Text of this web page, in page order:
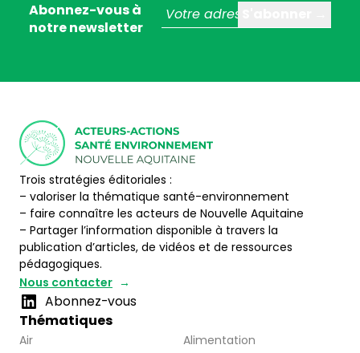
Abonnez-vous à
notre newsletter
Trois stratégies éditoriales :
– valoriser la thématique santé-environnement
– faire connaître les acteurs de Nouvelle Aquitaine
– Partager l’information disponible à travers la
publication d’articles, de vidéos et de ressources
pédagogiques.
Nous contacter
Abonnez-vous
Thématiques
Air
Alimentation